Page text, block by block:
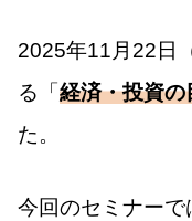
2025年11月22日
る「経済・投資の
た。
今回のセミナーで